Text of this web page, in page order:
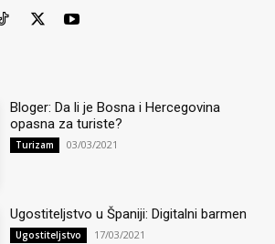
Bloger: Da li je Bosna i Hercegovina
opasna za turiste?
Turizam 03/03/2021
Ugostiteljstvo u Španiji: Digitalni barmen
Ugostiteljstvo 17/03/2021